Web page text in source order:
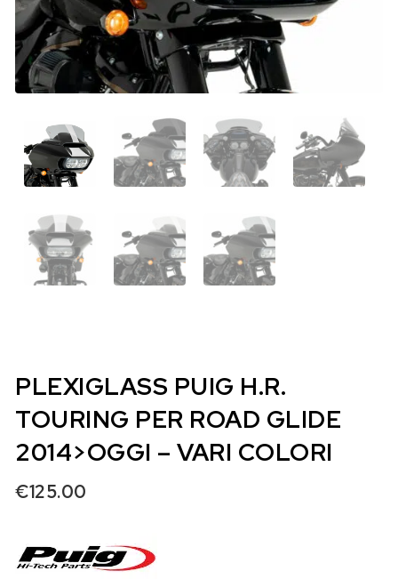
PLEXIGLASS PUIG H.R.
TOURING PER ROAD GLIDE
2014>OGGI – VARI COLORI
€125.00